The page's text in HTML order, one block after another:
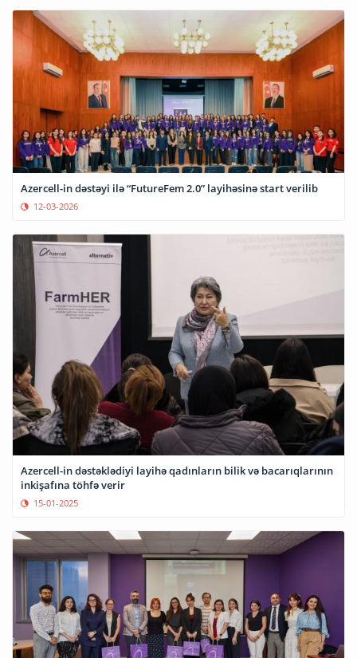
Azercell-in dəstəyi ilə “FutureFem 2.0” layihəsinə start verilib
12-03-2026
Azercell-in dəstəklədiyi layihə qadınların bilik və bacarıqlarının
inkişafına töhfə verir
15-01-2025